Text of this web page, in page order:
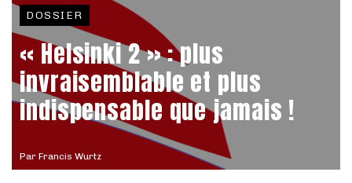
Par Francis Wurtz
DOSSIER
« Helsinki 2 » : plus
invraisemblable et plus
indispensable que jamais !